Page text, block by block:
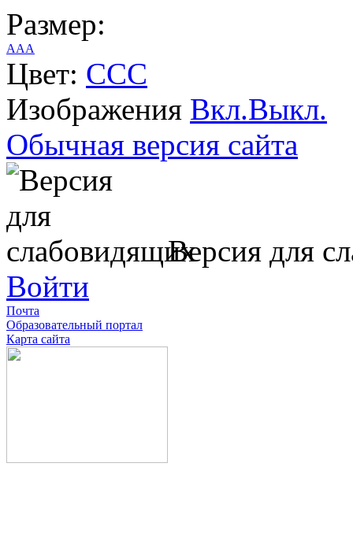
Размер:
AAA
Цвет: CCC
Изображения Вкл.Выкл.
Обычная версия сайта
Версия для
Войти
Почта
Образовательный портал
Карта сайта